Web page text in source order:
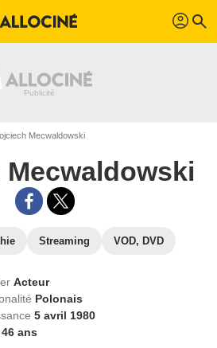
profil search
Mecwaldowski
Streaming VOD, DVD
Acteur
Polonais
5 avril 1980
46 ans